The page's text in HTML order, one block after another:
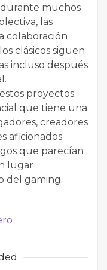
muchos
las
colaboración
clásicos siguen
incluso después
proyectos
que tiene una
creadores
aficionados
que parecían
lugar
del gaming.